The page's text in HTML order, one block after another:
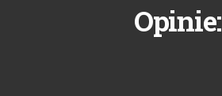
Opinie: